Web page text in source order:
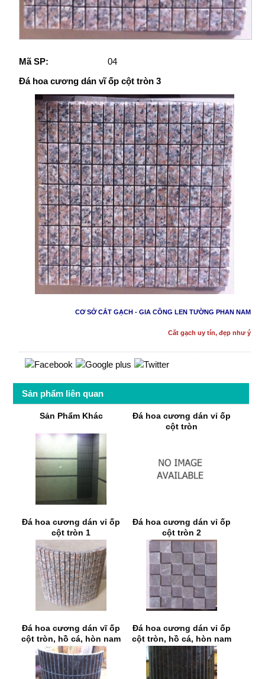
Mã SP:
04
Đá hoa cương dán vĩ ốp cột tròn 3
CƠ SỞ CẮT GẠCH - GIA CÔNG LEN TƯỜNG PHAN NAM
Cắt gạch uy tín, đẹp như ý
Sản phẩm liên quan
Sản Phẩm Khác
Đá hoa cương dán vỉ ốp
cột tròn
Đá hoa cương dán vỉ ốp
cột tròn 1
Đá hoa cương dán vỉ ốp
cột tròn 2
Đá hoa cương dán vĩ ốp
cột tròn, hồ cá, hòn nam
bộ 4
Đá hoa cương dán vỉ ốp
cột tròn, hồ cá, hòn nam
bộ 5